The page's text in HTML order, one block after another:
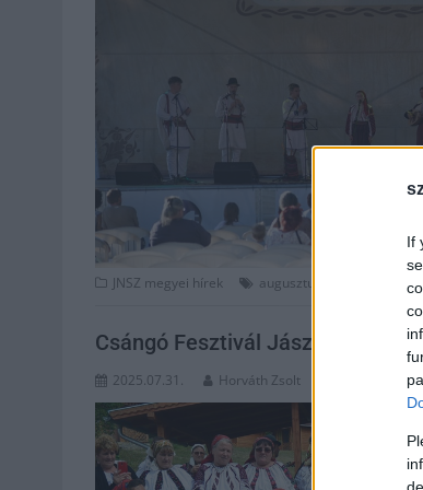
If
JNSZ megyei hírek augusztus
Csángó Fesztivál
2025.07.31. Horváth Zsolt